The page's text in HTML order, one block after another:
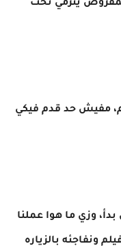
يترمي تحت
مفيش حد قدم فيكي
وزي ما هوا عملنا
ونفاجئه بالزياره